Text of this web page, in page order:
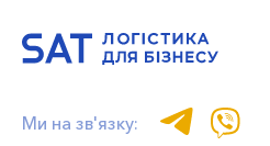
Ми на зв'язку: